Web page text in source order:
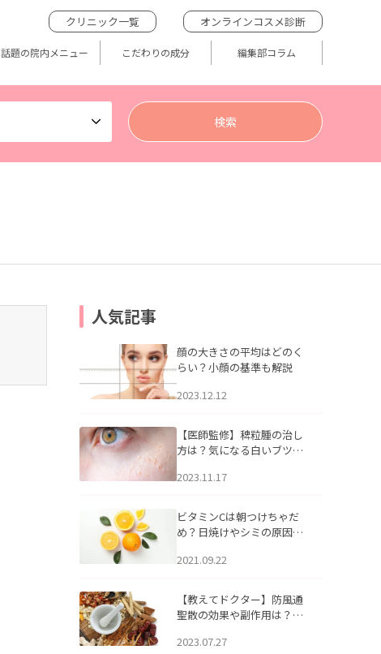
クリニック一覧 オンラインコスメ診断
話題の院内メニュー こだわりの成分 編集部コラム
人気記事
顔の大きさの平均はどのく
らい？小顔の基準も解説
2023.12.12
【医師監修】稗粒腫の治し
方は？気になる白いブツブ
アについて
2023.11.17
ビタミンCは朝つけちゃだ
め？日焼けやシミの原因に
2021.09.22
【教えてドクター】防風通
聖散の効果や副作用は？長
2023.07.27